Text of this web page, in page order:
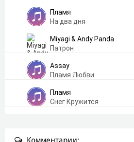
Пламя
На два дня
Miyagi & Andy Panda
Патрон
Assay
Пламя Любви
Пламя
Снег Кружится